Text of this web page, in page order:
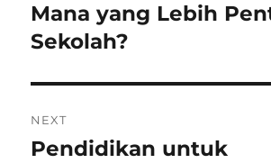
post:
Mana yang Lebih
Sekolah?
NEXT
Next
Pendidikan untuk